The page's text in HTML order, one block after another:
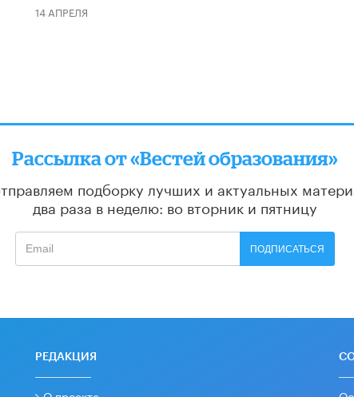
14 АПРЕЛЯ
Рассылка от «Вестей образования»
подборку лучших и актуальных
два раза в неделю: во вторник и пятницу
ПОДПИСАТЬСЯ
РЕДАКЦИЯ